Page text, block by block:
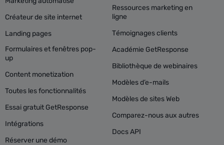
Créateur de site internet
Landing pages
Formulaires et fenêtres pop-
up
Content monetization
Toutes les fonctionnalités
Essai gratuit GetResponse
Intégrations
Réserver une démo
Ressources marketing en
ligne
Témoignages clients
Académie GetResponse
Bibliothèque de webinaires
Modèles d’e-mails
Modèles de sites Web
Comparez-nous aux autres
Docs API